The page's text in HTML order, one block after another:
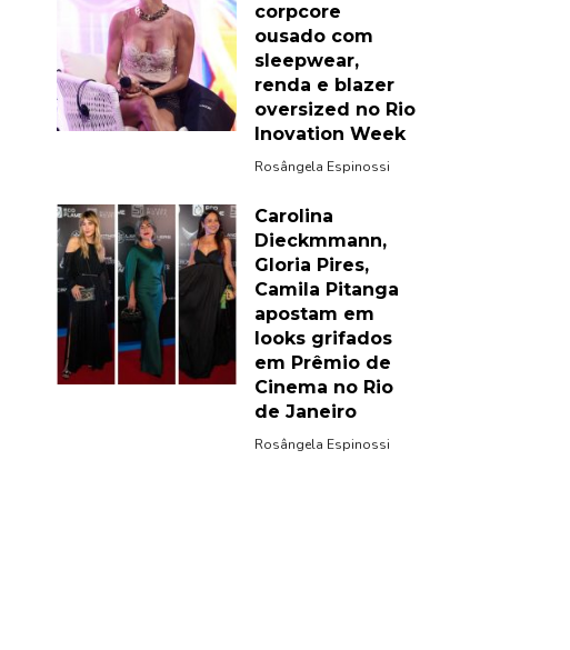
corpcore
ousado com
sleepwear,
renda e blazer
oversized no Rio
Inovation Week
Rosângela Espinossi
Carolina
Dieckmmann,
Gloria Pires,
Camila Pitanga
apostam em
looks grifados
em Prêmio de
Cinema no Rio
de Janeiro
Rosângela Espinossi